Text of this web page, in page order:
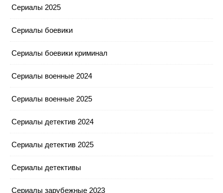
Сериалы 2025
Сериалы боевики
Сериалы боевики криминал
Сериалы военные 2024
Сериалы военные 2025
Сериалы детектив 2024
Сериалы детектив 2025
Сериалы детективы
Сериалы зарубежные 2023